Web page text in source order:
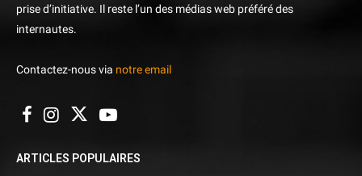
prise d’initiative. Il reste l’un des médias web préféré des
internautes.
Contactez-nous via notre email
ARTICLES POPULAIRES